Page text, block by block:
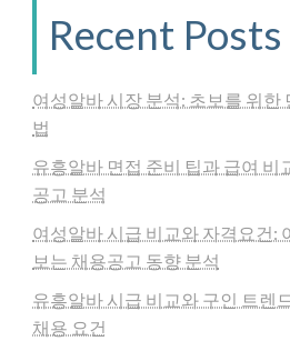
Recent Posts
여성알바 시장 분석: 초보를 위한
법
유흥알바 면접 준비 팁과 급여 비
공고 분석
여성알바 시급 비교와 자격요건:
보는 채용공고 동향 분석
유흥알바 시급 비교와 구인 트렌
채용 요건